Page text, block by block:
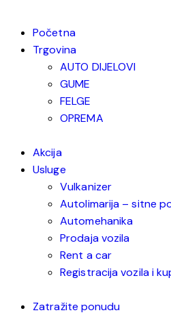
Početna
Trgovina
AUTO DIJELOVI
GUME
FELGE
OPREMA
Akcija
Usluge
Vulkanizer
Autolimarija – sitne
Automehanika
Prodaja vozila
Rent a car
Registracija vozila i
Zatražite ponudu